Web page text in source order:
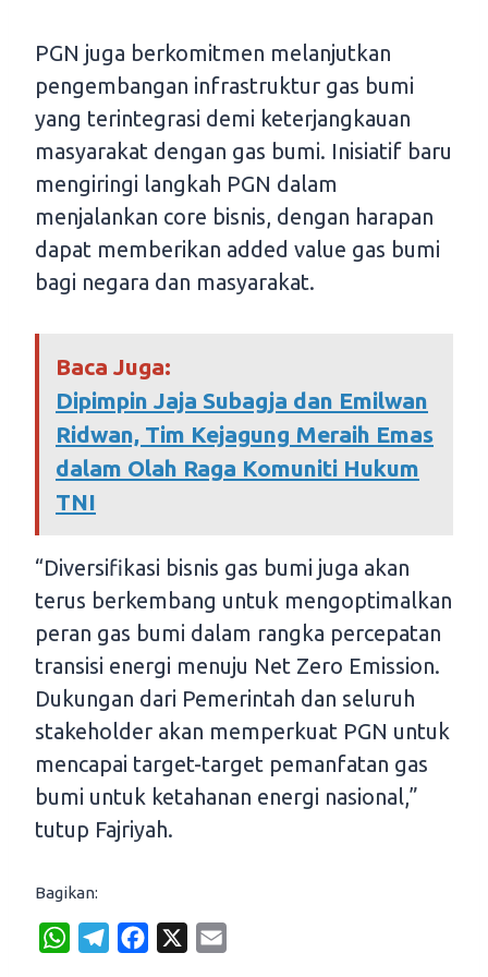
PGN juga berkomitmen melanjutkan
pengembangan infrastruktur gas bumi
yang terintegrasi demi keterjangkauan
masyarakat dengan gas bumi. Inisiatif baru
mengiringi langkah PGN dalam
menjalankan core bisnis, dengan harapan
dapat memberikan added value gas bumi
bagi negara dan masyarakat.
Baca Juga:
Dipimpin Jaja Subagja dan Emilwan
Ridwan, Tim Kejagung Meraih Emas
dalam Olah Raga Komuniti Hukum
TNI
“Diversifikasi bisnis gas bumi juga akan
terus berkembang untuk mengoptimalkan
peran gas bumi dalam rangka percepatan
transisi energi menuju Net Zero Emission.
Dukungan dari Pemerintah dan seluruh
stakeholder akan memperkuat PGN untuk
mencapai target-target pemanfatan gas
bumi untuk ketahanan energi nasional,”
tutup Fajriyah.
Bagikan:
W